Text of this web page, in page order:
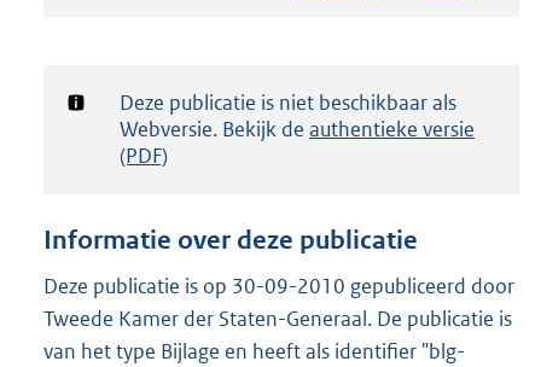
d
g
t
e
:
3
Notificatie:
Deze publicatie is niet beschikbaar als
Webversie. Bekijk de authentieke versie
(PDF)
Informatie over deze publicatie
Deze publicatie is op 30-09-2010 gepubliceerd door
Tweede Kamer der Staten-Generaal. De publicatie is
van het type Bijlage en heeft als identifier "blg-